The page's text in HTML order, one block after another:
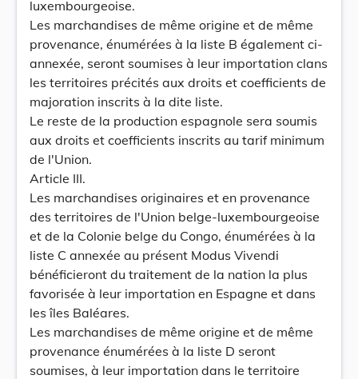
luxembourgeoise.
Les marchandises de même origine et de même
provenance, énumérées à la liste B également ci-
annexée, seront soumises à leur importation clans
les territoires précités aux droits et coefficients de
majoration inscrits à la dite liste.
Le reste de la production espagnole sera soumis
aux droits et coefficients inscrits au tarif minimum
de l'Union.
Article III.
Les marchandises originaires et en provenance
des territoires de l'Union belge-luxembourgeoise
et de la Colonie belge du Congo, énumérées à la
liste C annexée au présent Modus Vivendi
bénéficieront du traitement de la nation la plus
favorisée à leur importation en Espagne et dans
les îles Baléares.
Les marchandises de même origine et de même
provenance énumérées à la liste D seront
soumises, à leur importation dans le territoire